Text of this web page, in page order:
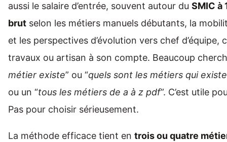
aussi le salaire d’entrée, souvent autour du SMIC à
brut selon les métiers manuels débutants, la
et les perspectives d’évolution vers chef d’équipe,
travaux ou artisan à son compte. Beaucoup
métier existe” ou “quels sont les métiers qui
ou un “tous les métiers de a à z pdf”. C’est utile
Pas pour choisir sérieusement.
La méthode efficace tient en trois ou quatre